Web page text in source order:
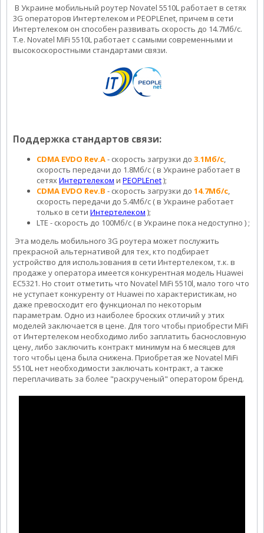
В Украине мобильный роутер Novatel 5510L работает в сетях
3G операторов Интертелеком и PEOPLEnet, причем в сети
Интертелеком он способен развивать скорость до 14.7Мб/с.
Т.е. Novatel MiFi 5510L работает с самыми современными и
высокоскоростными стандартами связи.
Поддержка стандартов связи:
CDMA EVDO Rev.A- скорость загрузки до 3.1Мб/с,
скорость передачи до 1.8Мб/с ( в Украине работает в
сетяхИнтертелеком и PEOPLEnet);
CDMA EVDO Rev.B - скорость загрузки до 14.7Мб/с,
скорость передачи до 5.4Мб/с ( в Украине работает
только в сети Интертелеком );
LTE - скорость до 100Мб/с ( в Украине пока недоступно ) ;
Эта модель мобильного 3G роутера может послужить
прекрасной альтернативой для тех, кто подбирает
устройство для использования в сети Интертелеком, т.к. в
продаже у оператора имеется конкурентная модель Huawei
EC5321. Но стоит отметить что Novatel MiFi 5510l, мало того что
не уступает конкуренту от Huawei по характеристикам, но
даже превосходит его функционал по некоторым
параметрам. Одно из наиболее броских отличий у этих
моделей заключается в цене. Для того чтобы приобрести MiFi
от Интертелеком необходимо либо заплатить баснословную
цену, либо заключить контракт минимум на 6 месяцев для
того чтобы цена была снижена. Приобретая же Novatel MiFi
5510L нет необходимости заключать контракт, а также
переплачивать за более "раскрученый" оператором бренд.